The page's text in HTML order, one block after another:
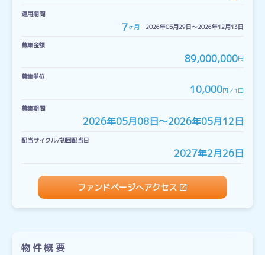
運用期間
7ヶ月 2026年05月29日〜2026年12月13日
募集金額
89,000,000円
募集単位
10,000円／1口
募集期間
2026年05月08日〜2026年05月12日
配当サイクル/初回配当日
2027年2月26日
ファンドページへアクセス
物件概要